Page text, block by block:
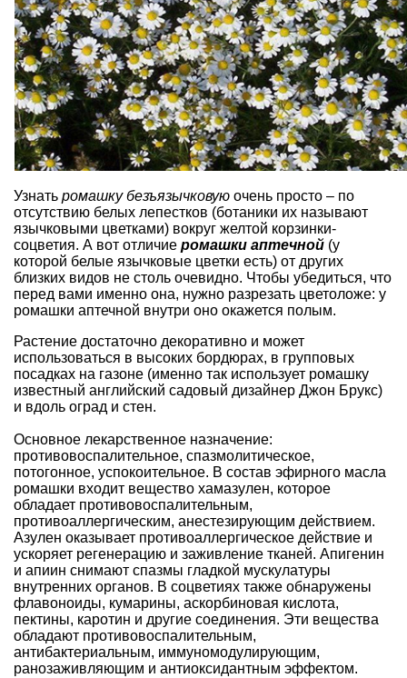
Узнать ромашку безъязычковую очень просто – по
отсутствию белых лепестков (ботаники их называют
язычковыми цветками) вокруг желтой корзинки-
соцветия. А вот отличие ромашки аптечной (у
которой белые язычковые цветки есть) от других
близких видов не столь очевидно. Чтобы убедиться, что
перед вами именно она, нужно разрезать цветоложе: у
ромашки аптечной внутри оно окажется полым.
Растение достаточно декоративно и может
использоваться в высоких бордюрах, в групповых
посадках на газоне (именно так использует ромашку
известный английский садовый дизайнер Джон Брукс)
и вдоль оград и стен.
Основное лекарственное назначение:
противовоспалительное, спазмолитическое,
потогонное, успокоительное. В состав эфирного масла
ромашки входит вещество хамазулен, которое
обладает противовоспалительным,
противоаллергическим, анестезирующим действием.
Азулен оказывает противоаллергическое действие и
ускоряет регенерацию и заживление тканей. Апигенин
и апиин снимают спазмы гладкой мускулатуры
внутренних органов. В соцветиях также обнаружены
флавоноиды, кумарины, аскорбиновая кислота,
пектины, каротин и другие соединения. Эти вещества
обладают противовоспалительным,
антибактериальным, иммуномодулирующим,
ранозаживляющим и антиоксидантным эффектом.